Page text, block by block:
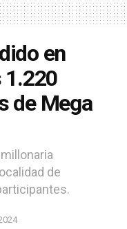
en
1.220
de Mega
de